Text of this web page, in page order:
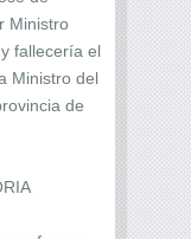
Ministro
fallecería el
Ministro del
de